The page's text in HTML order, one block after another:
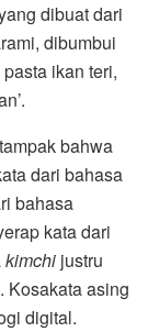
dibuat dari
dibumbui
ikan teri,
bahwa
dari bahasa
bahasa
kata dari
kimchi justru
Kosakata asing
digital.